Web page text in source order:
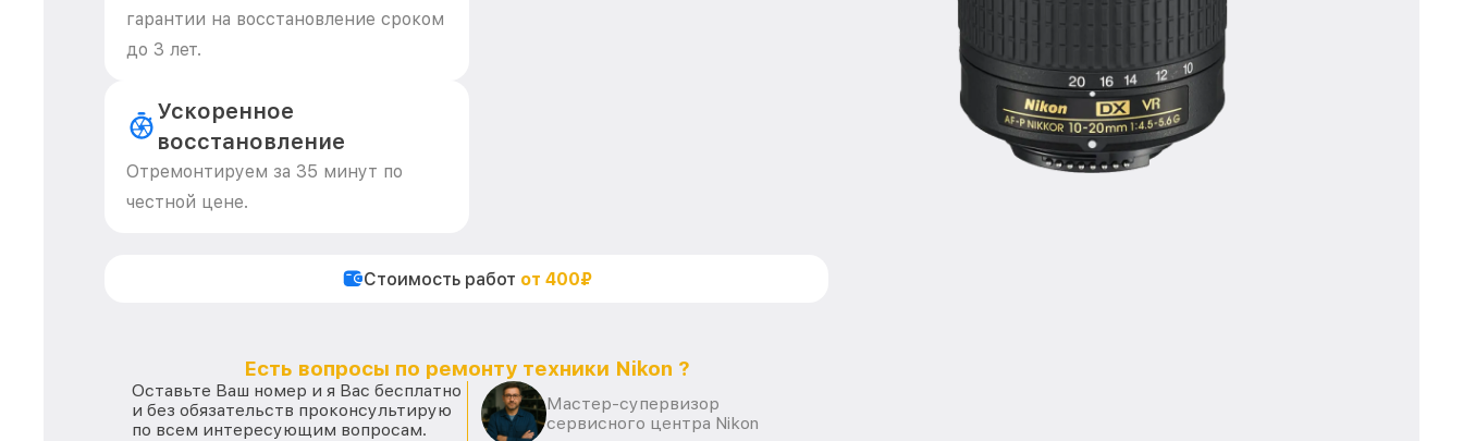
гарантии на восстановление сроком
до 3 лет.
Ускоренное
восстановление
Отремонтируем за 35 минут по
честной цене.
Стоимость работ от 400₽
Есть вопросы по ремонту техники Nikon ?
Оставьте Ваш номер и я Вас бесплатно
и без обязательств проконсультирую
по всем интересующим вопросам.
Мастер-супервизор
сервисного центра Nikon